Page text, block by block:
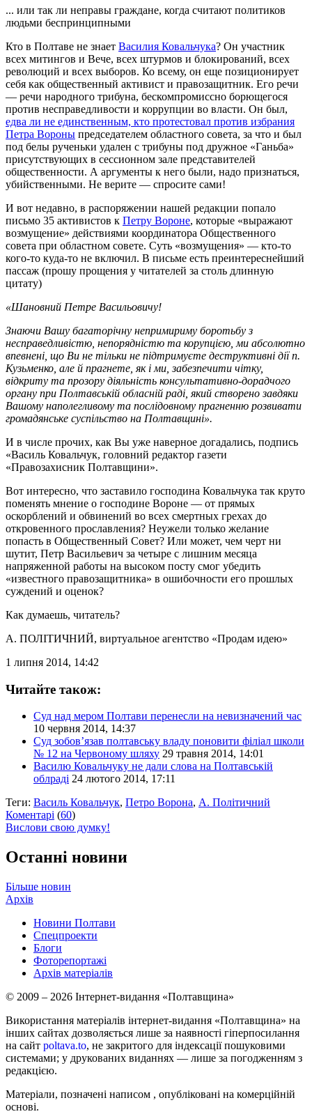
... или так ли неправы граждане, когда считают политиков
людьми беспринципными
Кто в Полтаве не знает Василия Ковальчука? Он участник
всех митингов и Вече, всех штурмов и блокирований, всех
революций и всех выборов. Ко всему, он еще позиционирует
себя как общественный активист и правозащитник. Его речи
— речи народного трибуна, бескомпромиссно борющегося
против несправедливости и коррупции во власти. Он был,
едва ли не единственным, кто протестовал против избрания
Петра Вороны председателем областного совета, за что и был
под белы рученьки удален с трибуны под дружное «Ганьба»
присутствующих в сессионном зале представителей
общественности. А аргументы к него были, надо признаться,
убийственными. Не верите — спросите сами!
И вот недавно, в распоряжении нашей редакции попало
письмо 35 активистов к Петру Вороне, которые «выражают
возмущение» действиями координатора Общественного
совета при областном совете. Суть «возмущения» — кто-то
кого-то куда-то не включил. В письме есть преинтереснейший
пассаж (прошу прощения у читателей за столь длинную
цитату)
«Шановний Петре Васильовичу!
Знаючи Вашу багаторічну непримириму боротьбу з
несправедливістю, непорядністю та корупцією, ми абсолютно
впевнені, що Ви не тільки не підтримуєте деструктивні дії п.
Кузьменко, але й прагнете, як і ми, забезпечити чітку,
відкриту та прозору діяльність консультативно-дорадчого
органу при Полтавській обласній раді, який створено завдяки
Вашому наполегливому та послідовному прагненню розвивати
громадянське суспільство на Полтавщині».
И в числе прочих, как Вы уже наверное догадались, подпись
«Василь Ковальчук, головний редактор газети
«Правозахисник Полтавщини».
Вот интересно, что заставило господина Ковальчука так круто
поменять мнение о господине Вороне — от прямых
оскорблений и обвинений во всех смертных грехах до
откровенного прославления? Неужели только желание
попасть в Общественный Совет? Или может, чем черт ни
шутит, Петр Васильевич за четыре с лишним месяца
напряженной работы на высоком посту смог убедить
«известного правозащитника» в ошибочности его прошлых
суждений и оценок?
Как думаешь, читатель?
А. ПОЛІТИЧНИЙ, виртуальное агентство «Продам идею»
1 липня 2014, 14:42
Читайте також:
Суд над мером Полтави перенесли на невизначений час
10 червня 2014, 14:37
Суд зобов’язав полтавську владу поновити філіал школи
№ 12 на Червоному шляху 29 травня 2014, 14:01
Василю Ковальчуку не дали слова на Полтавській
облраді 24 лютого 2014, 17:11
Теги: Василь Ковальчук, Петро Ворона, А. Політичний
Коментарі (60)
Вислови свою думку!
Останні новини
Більше новин
Архів
Новини Полтави
Спецпроекти
Блоги
Фоторепортажі
Архів матеріалів
© 2009 – 2026 Інтернет-видання «Полтавщина»
Використання матеріалів інтернет-видання «Полтавщина» на
інших сайтах дозволяється лише за наявності гіперпосилання
на сайт poltava.to, не закритого для індексації пошуковими
системами; у друкованих виданнях — лише за погодженням з
редакцією.
Матеріали, позначені написом , опубліковані на комерційній
основі.